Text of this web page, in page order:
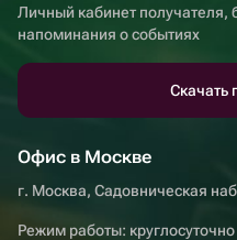
Личный кабинет получателя,
напоминания о событиях
Скачать
Офис в Москве
г. Москва, Садовническая
Режим работы: круглосуточно